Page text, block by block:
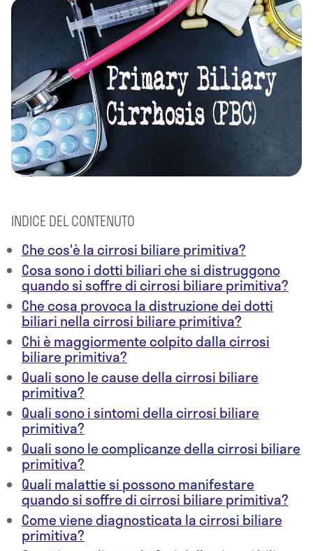
INDICE DEL CONTENUTO
Che cos'è la cirrosi biliare primitiva?
Cosa sono i dotti biliari che si distruggono
quando si soffre di cirrosi biliare primitiva?
Che cosa provoca la distruzione dei dotti
biliari nella cirrosi biliare primitiva?
Chi è maggiormente colpito dalla cirrosi
biliare primitiva?
Quali sono le cause della cirrosi biliare
primitiva?
Quali sono i sintomi della cirrosi biliare
primitiva?
Quali sono le complicanze della cirrosi biliare
primitiva?
Quali malattie si possono manifestare
quando si soffre di cirrosi biliare primitiva?
Come viene diagnosticata la cirrosi biliare
primitiva?